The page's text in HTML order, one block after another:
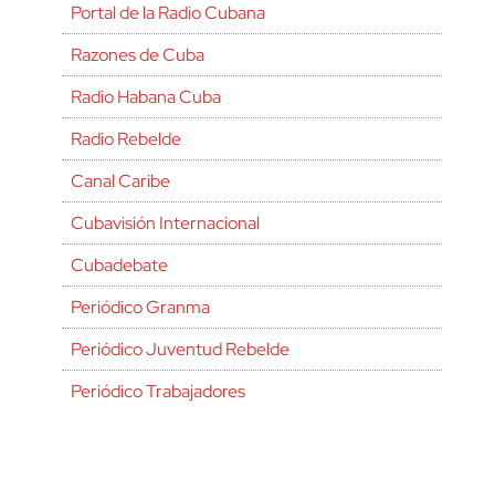
Portal de la Radio Cubana
Razones de Cuba
Radio Habana Cuba
Radio Rebelde
Canal Caribe
Cubavisión Internacional
Cubadebate
Periódico Granma
Periódico Juventud Rebelde
Periódico Trabajadores